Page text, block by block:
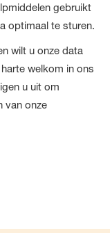
gebruikt
optimaal te sturen.
wilt u onze data
welkom in ons
u uit om
van onze